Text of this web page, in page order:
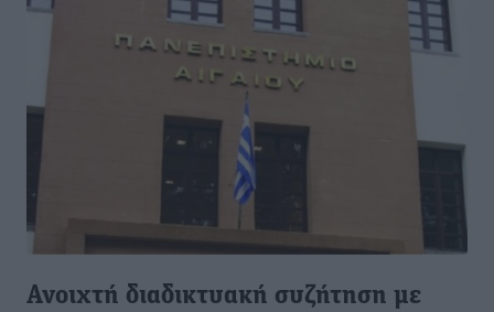
Ανοιχτή διαδικτυακή συζήτηση με